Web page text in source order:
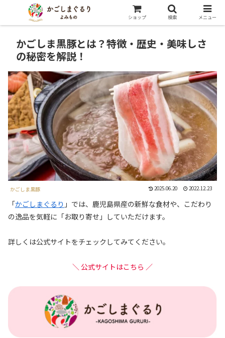
かごしま黒豚とは？特徴・歴史・美味しさ
の秘密を解説！
かごしま黒豚 2025.06.20 2022.12.23
「かごしまぐるり 」では、鹿児島県産の新鮮な食材や、こだわり
の逸品を気軽に「お取り寄せ」していただけます。
詳しくは公式サイトをチェックしてみてください。
＼ 公式サイトはこちら ／
ショップ 検索 メニュー